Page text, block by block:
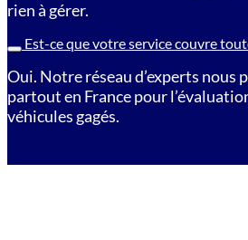
rien à gérer.
Est-ce que votre service couvre
Oui. Notre réseau d’experts nous
partout en France pour
véhicules gagés.